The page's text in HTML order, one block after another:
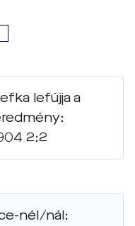
lefújja a
2:2
nél/nál: